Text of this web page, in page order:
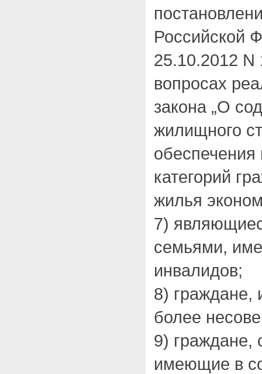
Российской
25.10.2012
вопросах
закона „О
жилищного
обеспечения
категорий
жилья
7)
семьями,
инвалидов;
8) граждане,
более
9) граждане,
имеющие в